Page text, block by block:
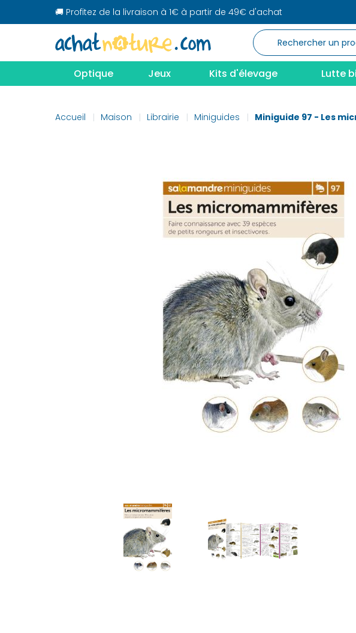
🚚 Profitez de la livraison à 1€ à partir de 49€ d'achat
Optique Jeux Kits d'élevage Lutte
Accueil Maison Librairie Miniguides Miniguide 97 - Les